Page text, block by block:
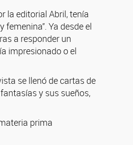
la editorial Abril, tenía
Ya desde el
a responder un
impresionado o el
se llenó de cartas de
y sus sueños,
prima